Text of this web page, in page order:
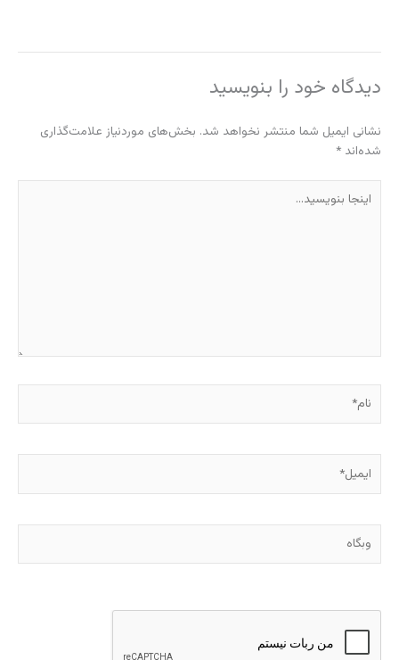
دیدگاه‌ خود را بنویسید
نشانی ایمیل شما منتشر نخواهد شد. بخش‌های موردنیاز علامت‌گذاری
شده‌اند *
بنویسید…
وبگاه